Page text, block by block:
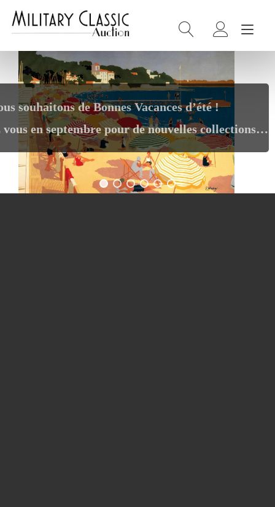
content
souhaitons de Bonnes Vacances d’été !
vous en septembre pour de nouvelles collections…